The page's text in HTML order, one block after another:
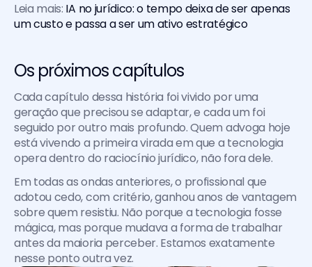
Leia mais: IA no jurídico: o tempo deixa de ser apenas
um custo e passa a ser um ativo estratégico
Os próximos capítulos
Cada capítulo dessa história foi vivido por uma
geração que precisou se adaptar, e cada um foi
seguido por outro mais profundo. Quem advoga hoje
está vivendo a primeira virada em que a tecnologia
opera dentro do raciocínio jurídico, não fora dele.
Em todas as ondas anteriores, o profissional que
adotou cedo, com critério, ganhou anos de vantagem
sobre quem resistiu. Não porque a tecnologia fosse
mágica, mas porque mudava a forma de trabalhar
antes da maioria perceber. Estamos exatamente
nesse ponto outra vez.